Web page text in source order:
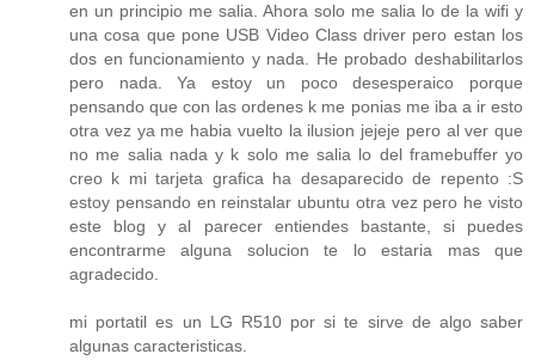
en un principio me salia. Ahora solo me salia lo de la wifi y
una cosa que pone USB Video Class driver pero estan los
dos en funcionamiento y nada. He probado deshabilitarlos
pero nada. Ya estoy un poco desesperaico porque
pensando que con las ordenes k me ponias me iba a ir esto
otra vez ya me habia vuelto la ilusion jejeje pero al ver que
no me salia nada y k solo me salia lo del framebuffer yo
creo k mi tarjeta grafica ha desaparecido de repento :S
estoy pensando en reinstalar ubuntu otra vez pero he visto
este blog y al parecer entiendes bastante, si puedes
encontrarme alguna solucion te lo estaria mas que
agradecido.
mi portatil es un LG R510 por si te sirve de algo saber
algunas caracteristicas.